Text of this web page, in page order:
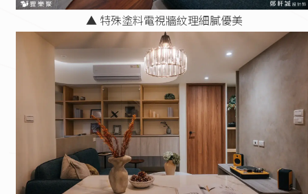
▲ 特殊塗料電視牆紋理細膩優美